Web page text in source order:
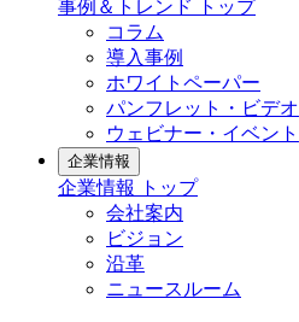
事例＆トレンド トップ
コラム
導入事例
ホワイトペーパー
パンフレット・ビデオ
ウェビナー・イベント
企業情報
企業情報 トップ
会社案内
ビジョン
沿革
ニュースルーム